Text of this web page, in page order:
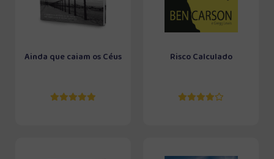
Ainda que caiam os Céus Risco Calculado